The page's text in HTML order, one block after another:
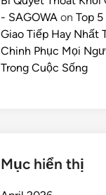
- SAGOWA on Top
Giao Tiếp Hay Nhất
Chinh Phục Mọi
Trong Cuộc Sống
Mục hiển thị